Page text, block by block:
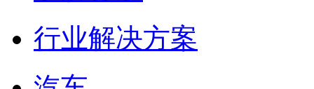
行业解决方案